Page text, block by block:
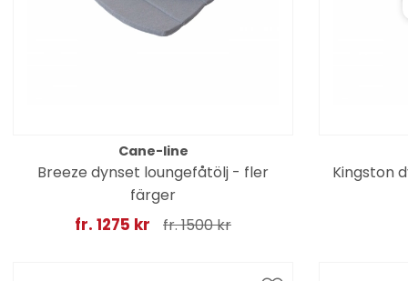
Cane-line
Breeze dynset loungefåtölj - fler
färger
fr. 1275 kr fr. 1500 kr
Kingston